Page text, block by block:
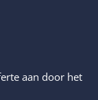
aan door het